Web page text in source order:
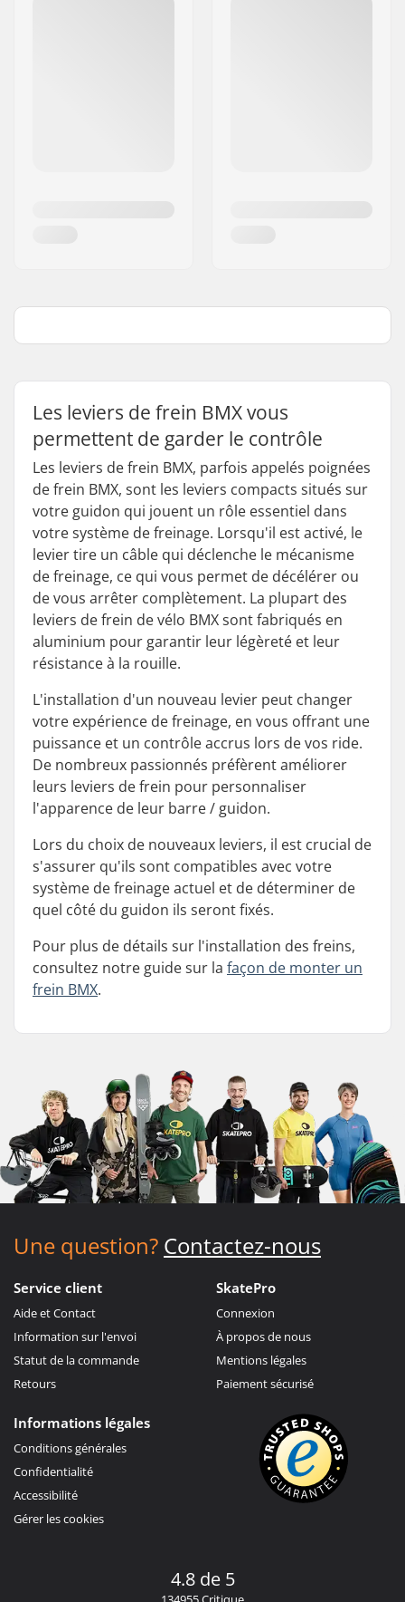
Les leviers de frein BMX vous
permettent de garder le contrôle
Les leviers de frein BMX, parfois appelés poignées
de frein BMX, sont les leviers compacts situés sur
votre guidon qui jouent un rôle essentiel dans
votre système de freinage. Lorsqu'il est activé, le
levier tire un câble qui déclenche le mécanisme
de freinage, ce qui vous permet de décélérer ou
de vous arrêter complètement. La plupart des
leviers de frein de vélo BMX sont fabriqués en
aluminium pour garantir leur légèreté et leur
résistance à la rouille.
L'installation d'un nouveau levier peut changer
votre expérience de freinage, en vous offrant une
puissance et un contrôle accrus lors de vos ride.
De nombreux passionnés préfèrent améliorer
leurs leviers de frein pour personnaliser
l'apparence de leur barre / guidon.
Lors du choix de nouveaux leviers, il est crucial de
s'assurer qu'ils sont compatibles avec votre
système de freinage actuel et de déterminer de
quel côté du guidon ils seront fixés.
Pour plus de détails sur l'installation des freins,
consultez notre guide sur la façon de monter un
frein BMX.
Une question? Contactez-nous
Service client
Aide et Contact
Information sur l'envoi
Statut de la commande
Retours
SkatePro
Connexion
À propos de nous
Mentions légales
Paiement sécurisé
Informations légales
Conditions générales
Confidentialité
Accessibilité
Gérer les cookies
4.8 de 5